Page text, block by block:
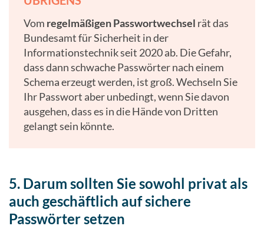
Vom regelmäßigen Passwortwechsel rät das
Bundesamt für Sicherheit in der
Informationstechnik seit 2020 ab. Die Gefahr,
dass dann schwache Passwörter nach einem
Schema erzeugt werden, ist groß. Wechseln Sie
Ihr Passwort aber unbedingt, wenn Sie davon
ausgehen, dass es in die Hände von Dritten
gelangt sein könnte.
5. Darum sollten Sie sowohl privat als
auch geschäftlich auf sichere
Passwörter setzen